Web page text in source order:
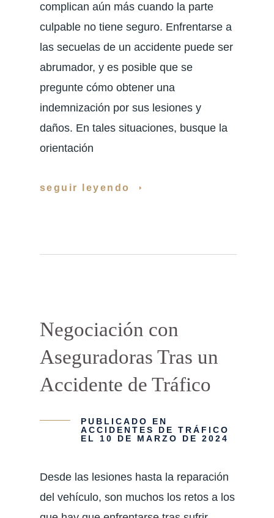
complican aún más cuando la parte
culpable no tiene seguro. Enfrentarse a
las secuelas de un accidente puede ser
abrumador, y es posible que se
pregunte cómo obtener una
indemnización por sus lesiones y
daños. En tales situaciones, busque la
orientación
seguir leyendo
Negociación con
Aseguradoras Tras un
Accidente de Tráfico
PUBLICADO EN
ACCIDENTES DE TRÁFICO
EL 10 DE MARZO DE 2024
Desde las lesiones hasta la reparación
del vehículo, son muchos los retos a los